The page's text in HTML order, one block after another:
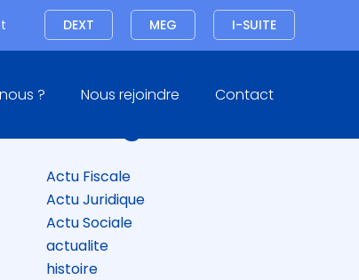
Connexion I-SUITE
MEG
DEXT
? Nous rejoindre Contact
Blog
Actu Fiscale
Actu Juridique
Actu Sociale
actualite
histoire